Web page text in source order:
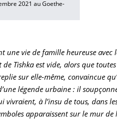
2021 au Goethe-
une vie de famille heureuse
Tishka est vide, alors que
sur elle-même, convaincue
légende urbaine : il
vivraient, à l’insu de tous, dans
apparaissent sur le mur